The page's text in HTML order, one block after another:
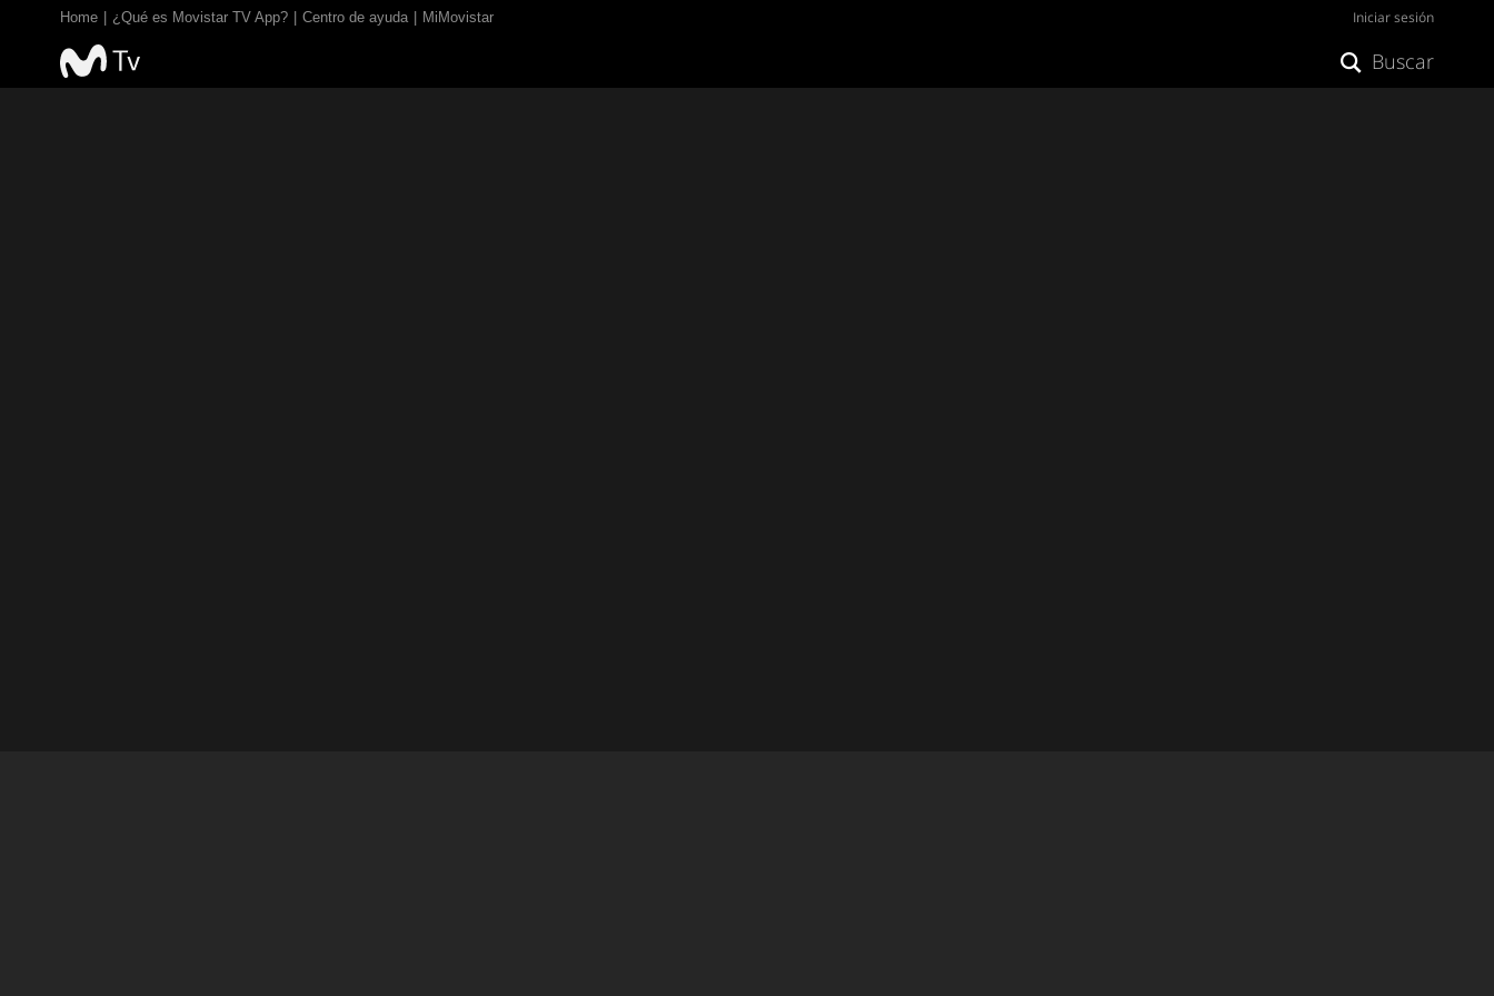
Home ¿Qué es Movistar TV App? Centro de ayuda MiMovistar Iniciar sesión
Buscar